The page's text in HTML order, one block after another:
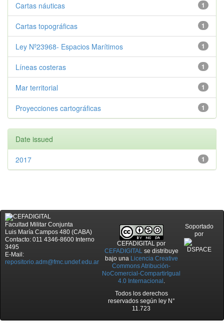
1
Cartas náuticas
1
Cartas topográficas
1
Ley Nº23968- Espacios Marítimos
1
Líneas costeras
1
Mar territorial
1
Proyecciones cartográficas
Date issued
1
2017
Facultad Militar Conjunta
Luis María Campos 480 (CABA)
Contacto: 011 4346-8600 Interno
3495
E-Mail:
repositorio.adm@fmc.undef.edu.ar
CEFADIGITAL por
CEFADIGITALse distribuye
bajo una Licencia Creative
Commons Atribución-
NoComercial-CompartirIgual
4.0 Internacional .
Todos los derechos
reservados según ley N°
11.723
Soportado
por